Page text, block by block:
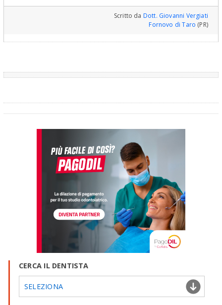
Scritto da Dott. Giovanni Vergiati
Fornovo di Taro (PR)
CERCA IL DENTISTA
SELEZIONA